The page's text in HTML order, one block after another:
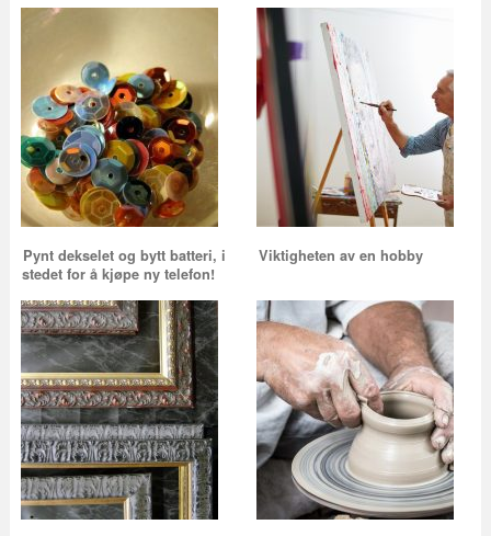
Pynt dekselet og bytt batteri, i
stedet for å kjøpe ny telefon!
Viktigheten av en hobby